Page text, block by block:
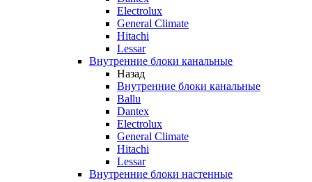
Electrolux
General Climate
Hitachi
Lessar
Внутренние блоки канальные
Назад
Внутренние блоки канальные
Ballu
Dantex
Electrolux
General Climate
Hitachi
Lessar
Внутренние блоки настенные